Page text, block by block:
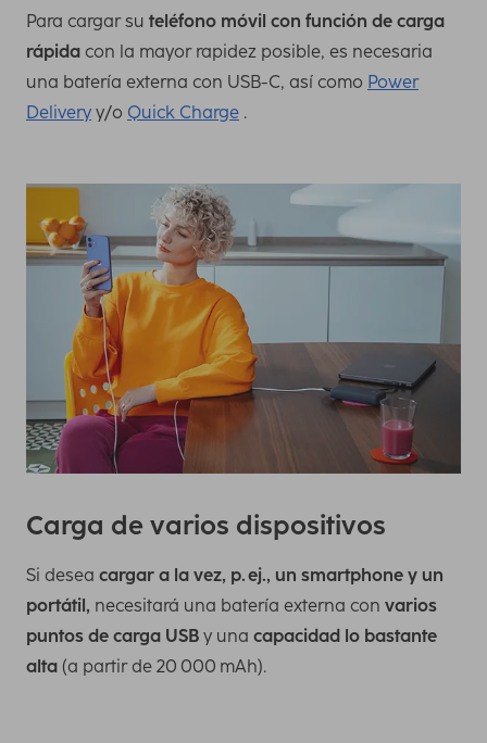
Para cargar su teléfono móvil con función de carga
rápida con la mayor rapidez posible, es necesaria
una batería externa con USB-C, así como Power
Delivery y/o Quick Charge .
Carga de varios dispositivos
Si desea cargar a la vez, p. ej., un smartphone y un
portátil, necesitará una batería externa con varios
puntos de carga USB y una capacidad lo bastante
alta (a partir de 20 000 mAh).